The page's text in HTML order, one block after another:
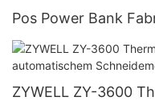
Pos Power Bank
ZYWELL ZY-3600